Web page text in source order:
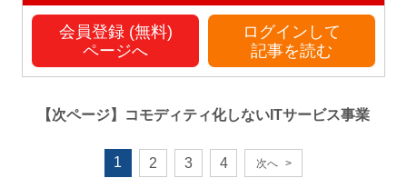
会員登録 (無料)
ページへ
ログインして
記事を読む
【次ページ】 コモディティ化しないITサービス事業
1 2 3 4 次へ >